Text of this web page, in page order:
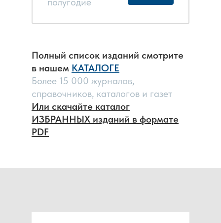
проверенные народные
Полный список изданий смотрите
в нашем КАТАЛОГЕ
Более 15 000 журналов,
справочников, каталогов и газет
Или скачайте каталог
ИЗБРАННЫХ изданий в формате
PDF